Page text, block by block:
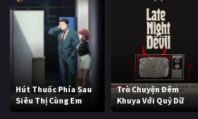
Hút Thuốc Phía Sau
Siêu Thị Cùng Em
Trò Chuyện Đêm
Khuya Với Quỷ Dữ